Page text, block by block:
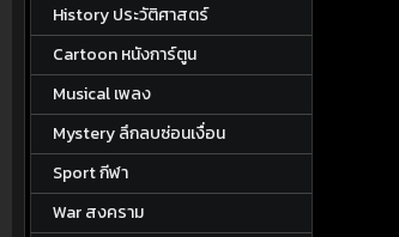
History ประวัติศาสตร์
Cartoon หนังการ์ตูน
Musical เพลง
Mystery ลึกลบซ่อนเงื่อน
Sport กีฬา
War สงคราม